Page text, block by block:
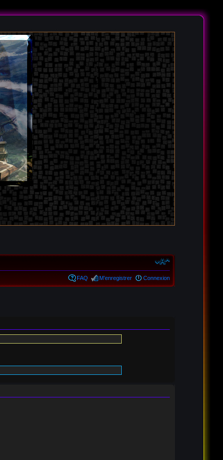
FAQ M’enregistrer Connexion